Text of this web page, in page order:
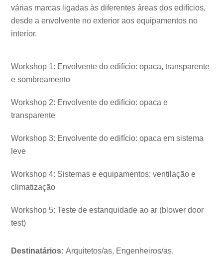
várias marcas ligadas às diferentes áreas dos edifícios,
desde a envolvente no exterior aos equipamentos no
interior.
Workshop 1: Envolvente do edifício: opaca, transparente
e sombreamento
Workshop 2: Envolvente do edifício: opaca e
transparente
Workshop 3: Envolvente do edifício: opaca em sistema
leve
Workshop 4: Sistemas e equipamentos: ventilação e
climatização
Workshop 5: Teste de estanquidade ao ar (blower door
test)
Destinatários:Arquitetos/as, Engenheiros/as,